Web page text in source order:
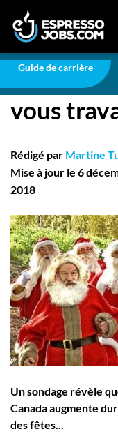
Connexion
Créez un compte
Recherchez un
Compagnies
Ma boîte à
Conseils carrière
Nos chroniques
Inscrivez-vous à
Publiez une offre
Guide de carrière
Carrière C’est
C’est
vous
Rédigé par Martine
Mise à jour le 6
2018
Un sondage révèle
Canada augmente
des fêtes...